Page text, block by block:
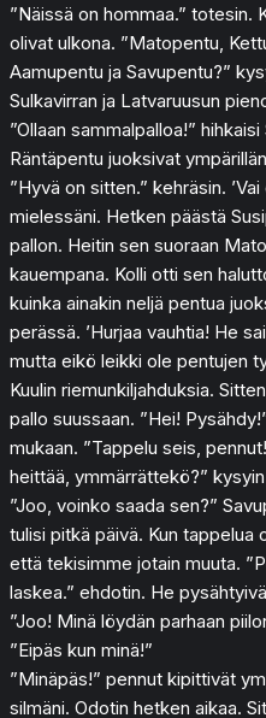
”Näissä on hommaa.” totesin.
olivat ulkona. ”Matopentu,
Aamupentu ja Savupentu?”
Sulkavirran ja Latvaruusun
”Ollaan sammalpalloa!”
Räntäpentu juoksivat
”Hyvä on sitten.” kehräsin.
mielessäni. Hetken päästä
pallon. Heitin sen suoraan
kauempana. Kolli otti sen
kuinka ainakin neljä pentua
perässä. ’Hurjaa vauhtia! He
mutta eikö leikki ole pentujen
Kuulin riemunkiljahduksia.
pallo suussaan. ”Hei!
mukaan. ”Tappelu seis,
heittää, ymmärrättekö?”
”Joo, voinko saada sen?”
tulisi pitkä päivä. Kun tappelua
että tekisimme jotain muuta.
laskea.” ehdotin. He
”Joo! Minä löydän parhaan
”Eipäs kun minä!”
”Minäpäs!” pennut kipittivät
silmäni. Odotin hetken aikaa.